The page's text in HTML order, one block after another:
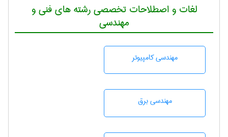
لغات و اصطلاحات تخصصی رشته های فنی و
مهندسی
مهندسی كامپيوتر
مهندسی برق